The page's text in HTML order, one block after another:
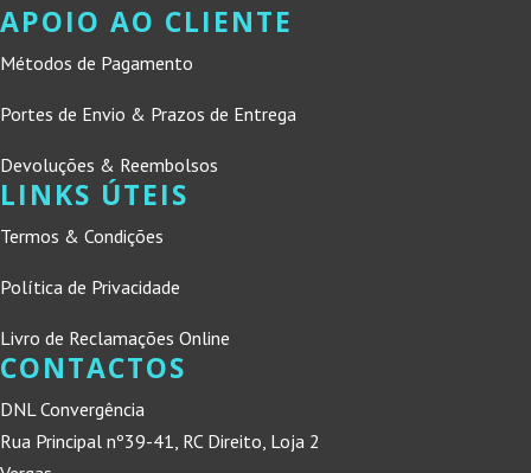
APOIO AO CLIENTE
Métodos de Pagamento
Portes de Envio & Prazos de Entrega
Devoluções & Reembolsos
LINKS ÚTEIS
Termos & Condições
Política de Privacidade
Livro de Reclamações Online
CONTACTOS
DNL Convergência
Rua Principal nº39-41, RC Direito, Loja 2